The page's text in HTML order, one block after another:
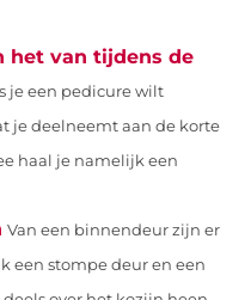
het van tijdens de
je een pedicure wilt
je deelneemt aan de korte
haal je namelijk een
Van een binnendeur zijn er
een stompe deur en een